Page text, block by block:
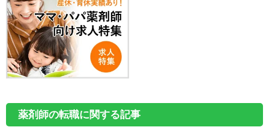
薬剤師の転職に関する記事